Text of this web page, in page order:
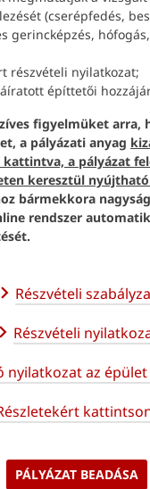
(cserépfedés,
gerincképzés,
részvételi nyilatkozat;
építtetői
figyelmüket arra,
a pályázati anyag
kattintva, a pályázat
keresztül
bármekkora
rendszer
Részvételi
Részvételi
nyilatkozat az
PÁLYÁZAT BEADÁSA